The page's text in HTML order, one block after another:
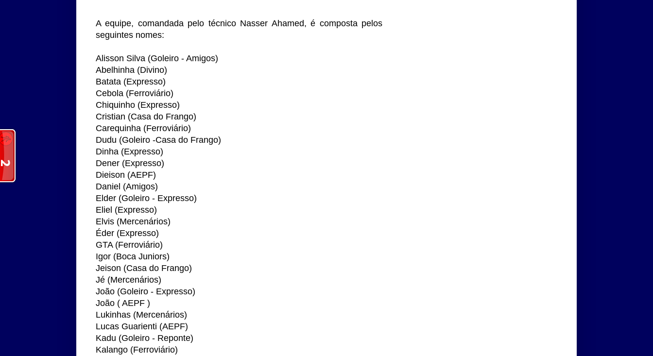
A equipe, comandada pelo técnico Nasser Ahamed, é composta pelos
seguintes nomes:
Alisson Silva (Goleiro - Amigos)
Abelhinha (Divino)
Batata (Expresso)
Cebola (Ferroviário)
Chiquinho (Expresso)
Cristian (Casa do Frango)
Carequinha (Ferroviário)
Dudu (Goleiro -Casa do Frango)
Dinha (Expresso)
Dener (Expresso)
Dieison (AEPF)
Daniel (Amigos)
Elder (Goleiro - Expresso)
Eliel (Expresso)
Elvis (Mercenários)
Éder (Expresso)
GTA (Ferroviário)
Igor (Boca Juniors)
Jeison (Casa do Frango)
Jé (Mercenários)
João (Goleiro - Expresso)
João ( AEPF )
Lukinhas (Mercenários)
Lucas Guarienti (AEPF)
Kadu (Goleiro - Reponte)
Kalango (Ferroviário)